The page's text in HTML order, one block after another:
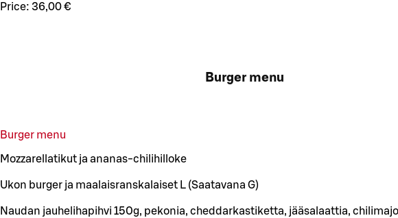
Price: 36,00 €
Burger menu
Burger menu
Mozzarellatikut ja ananas-chilihilloke
Ukon burger ja maalaisranskalaiset L (Saatavana G)
Naudan jauhelihapihvi 150g, pekonia, cheddarkastiketta, jääsalaattia,